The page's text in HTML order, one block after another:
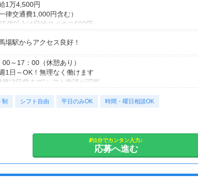
1万4,500円
一律交通費1,000円含む）
歳以上は日給マイナス500円
歳以上は日給マイナス2,00円
通誘導2級以上の資格をお持ちの方は
1万4,500円
律交通費1,000円含む）
歳以上は日給マイナス1,000円
歳～69歳迄では他の年代と同じ現場でも
全面・体力面の考慮により比較的低負荷の業務、
歳以降では低負荷業務や季節により
場駅からアクセス良好！
00～17：00（休憩あり）
1日～OK！無理なく働けます
務”3日前まで”シフト申請が可能
務日数のご相談もお気軽に！～
制 シフト自由 平日のみOK 時間・曜日相談OK
約1分でカンタン入力♪
応募へ進む